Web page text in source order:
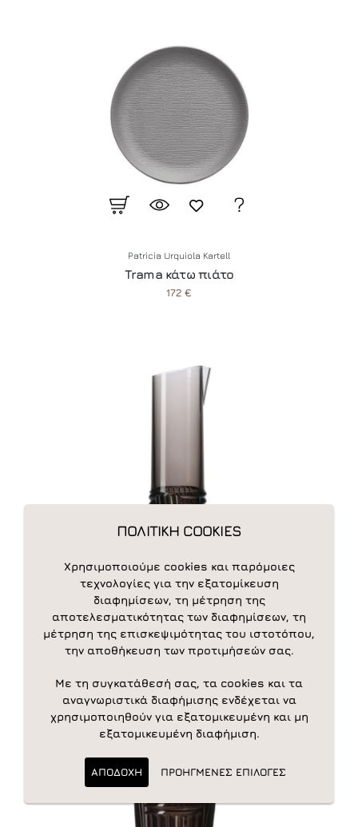
Patricia Urquiola Kartell
Trama κάτω πιάτο
172 €
Patricia Urquiola Kartell
Trama Carafe
93 €
ΠΟΛΙΤΙΚΗ COOKIES
Χρησιμοποιούμε cookies και παρόμοιες
τεχνολογίες για την εξατομίκευση
διαφημίσεων, τη μέτρηση της
αποτελεσματικότητας των διαφημίσεων, τη
μέτρηση της επισκεψιμότητας του ιστοτόπου,
την αποθήκευση των προτιμήσεών σας.
Με τη συγκατάθεσή σας, τα cookies και τα
αναγνωριστικά διαφήμισης ενδέχεται να
χρησιμοποιηθούν για εξατομικευμένη και μη
εξατομικευμένη διαφήμιση.
ΑΠΟΔΟΧΗ ΠΡΟΗΓΜΕΝΕΣ ΕΠΙΛΟΓΕΣ